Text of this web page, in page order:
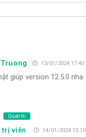
13/01/2024 17:40
giúp version 12.5.0 nha
Quản trị
trị viên 14/01/2024 10:10